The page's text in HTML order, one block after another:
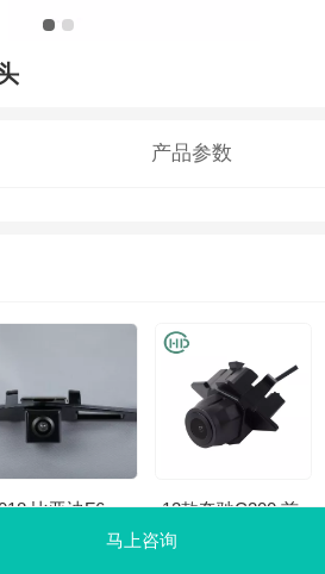
产品参数
比亚迪F6
12款奔驰C200 前
视汽车摄像头
马上咨询